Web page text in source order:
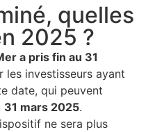
quelles
2025 ?
a pris fin au 31
les investisseurs ayant
date, qui peuvent
31 mars 2025.
ne sera plus